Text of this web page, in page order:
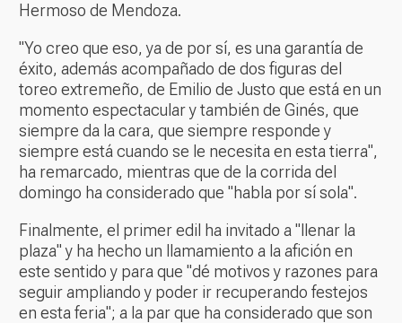
Hermoso de Mendoza.
"Yo creo que eso, ya de por sí, es una garantía de
éxito, además acompañado de dos figuras del
toreo extremeño, de Emilio de Justo que está en un
momento espectacular y también de Ginés, que
siempre da la cara, que siempre responde y
siempre está cuando se le necesita en esta tierra",
ha remarcado, mientras que de la corrida del
domingo ha considerado que "habla por sí sola".
Finalmente, el primer edil ha invitado a "llenar la
plaza" y ha hecho un llamamiento a la afición en
este sentido y para que "dé motivos y razones para
seguir ampliando y poder ir recuperando festejos
en esta feria"; a la par que ha considerado que son